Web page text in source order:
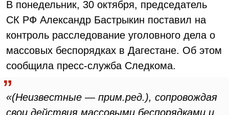
В понедельник, 30 октября, председатель
СК РФ Александр Бастрыкин поставил на
контроль расследование уголовного дела о
массовых беспорядках в Дагестане. Об этом
сообщила пресс-служба Следкома.
«(Неизвестные — прим.ред.), сопровождая
свои действия массовыми беспорядками и